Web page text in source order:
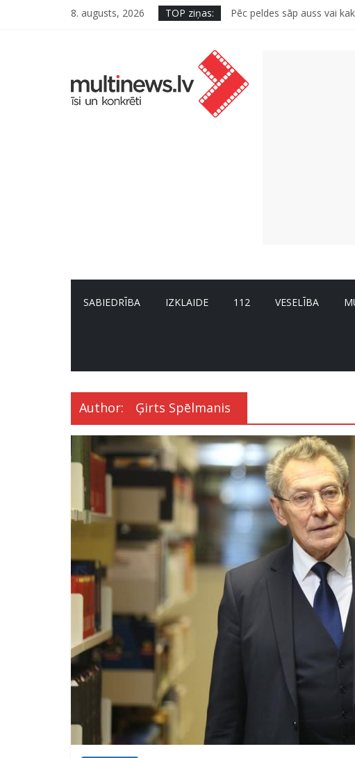
8. augusts, 2026 TOP ziņas:
Pēc peldes sāp auss vai
Pūtēju orķestru svētki Rojā
SABIEDRĪBA IZKLAIDE 112 VESELĪBA
Author: Ģirts Spēlmanis